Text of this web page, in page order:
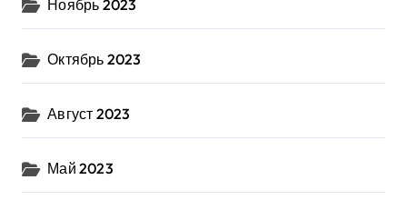
Ноябрь 2023
Октябрь 2023
Август 2023
Май 2023